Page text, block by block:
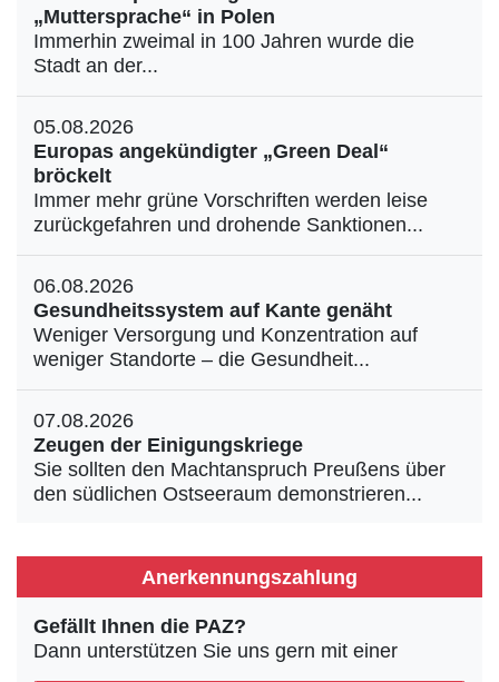
„Muttersprache“ in Polen
Immerhin zweimal in 100 Jahren wurde die
Stadt an der...
05.08.2026
Europas angekündigter „Green Deal“
bröckelt
Immer mehr grüne Vorschriften werden leise
zurückgefahren und drohende Sanktionen...
06.08.2026
Gesundheitssystem auf Kante genäht
Weniger Versorgung und Konzentration auf
weniger Standorte – die Gesundheit...
07.08.2026
Zeugen der Einigungskriege
Sie sollten den Machtanspruch Preußens über
den südlichen Ostseeraum demonstrieren...
Anerkennungszahlung
Gefällt Ihnen die PAZ?
Dann unterstützen Sie uns gern mit einer